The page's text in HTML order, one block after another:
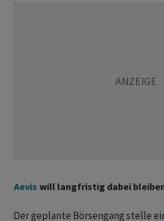
Aevis will langfristig dabei
Der geplante Börsengang stelle